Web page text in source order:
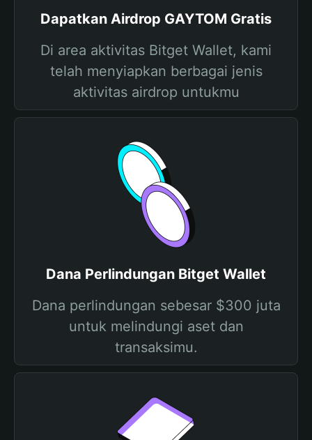
Dapatkan Airdrop GAYTOM Gratis
Di area aktivitas Bitget Wallet, kami
telah menyiapkan berbagai jenis
aktivitas airdrop untukmu
Dana Perlindungan Bitget Wallet
Dana perlindungan sebesar $300 juta
untuk melindungi aset dan
transaksimu.